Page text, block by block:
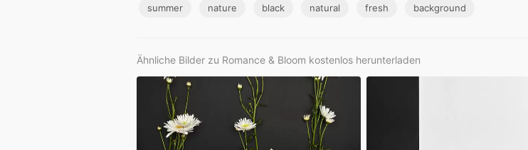
summer nature black natural fresh background
Ähnliche Bilder zu Romance & Bloom kostenlos herunterladen